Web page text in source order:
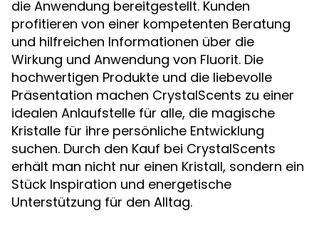
die Anwendung bereitgestellt. Kunden
profitieren von einer kompetenten Beratung
und hilfreichen Informationen über die
Wirkung und Anwendung von Fluorit. Die
hochwertigen Produkte und die liebevolle
Präsentation machen CrystalScents zu einer
idealen Anlaufstelle für alle, die magische
Kristalle für ihre persönliche Entwicklung
suchen. Durch den Kauf bei CrystalScents
erhält man nicht nur einen Kristall, sondern ein
Stück Inspiration und energetische
Unterstützung für den Alltag.